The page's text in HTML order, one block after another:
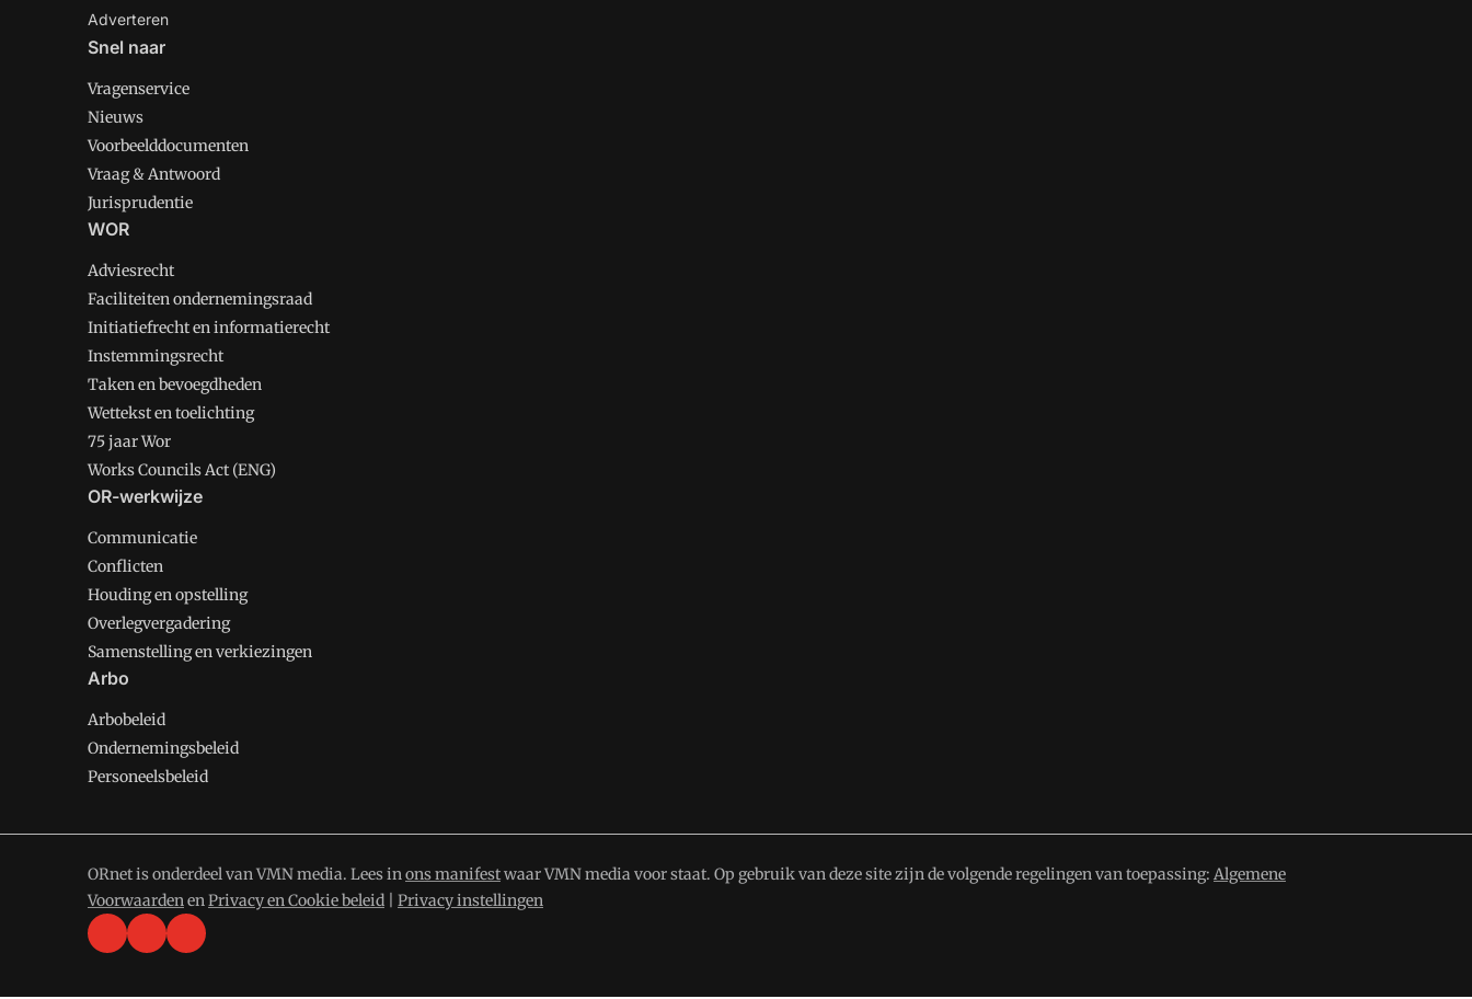
Adverteren
Snel naar
Vragenservice
Nieuws
Voorbeelddocumenten
Vraag & Antwoord
Jurisprudentie
WOR
Adviesrecht
Faciliteiten ondernemingsraad
Initiatiefrecht en informatierecht
Instemmingsrecht
Taken en bevoegdheden
Wettekst en toelichting
75 jaar Wor
Works Councils Act (ENG)
OR-werkwijze
Communicatie
Conflicten
Houding en opstelling
Overlegvergadering
Samenstelling en verkiezingen
Arbo
Arbobeleid
Ondernemingsbeleid
Personeelsbeleid
ORnet is onderdeel van VMN media. Lees inons manifestwaar VMN media voor staat. Op gebruik van deze site zijn de volgende regelingen van toepassing: Algemene
VoorwaardenenPrivacy en Cookie beleid Privacy instellingen